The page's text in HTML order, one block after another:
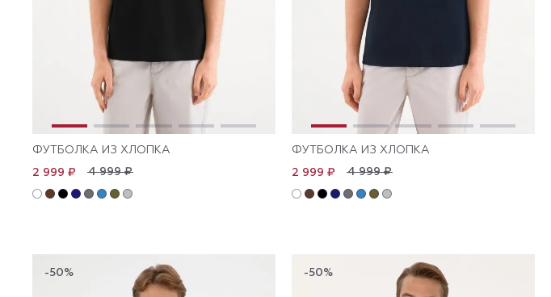
ФУТБОЛКА ИЗ ХЛОПКА
4 999 ₽
2 999 ₽
ФУТБОЛКА ИЗ ХЛОПКА
4 999 ₽
2 999 ₽
-50% -50%